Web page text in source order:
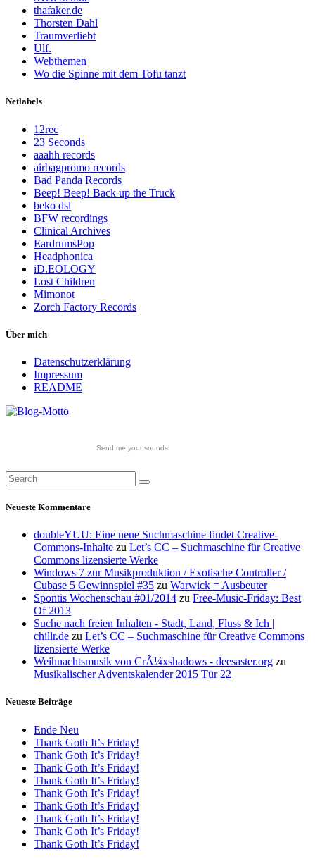
thafaker.de
Thorsten Dahl
Traumverliebt
Ulf.
Webthemen
Wo die Spinne mit dem Tofu tanzt
Netlabels
12rec
23 Seconds
aaahh records
airbagpromo records
Bad Panda Records
Beep! Beep! Back up the Truck
beko dsl
BFW recordings
Clinical Archives
EardrumsPop
Headphonica
iD.EOLOGY
Lost Children
Mimonot
Zorch Factory Records
Über mich
Datenschutzerklärung
Impressum
README
Send me your sounds
Neueste Kommentare
doubleYUU: Eine neue Suchmaschine findet Creative-
Commons-Inhalte zu Let’s CC – Suchmaschine für Creative
Commons lizensierte Werke
Windows 7 zur Musikproduktion / Exotische Controller /
Cubase 5 Gewinnspiel #35 zu Warwick = Ausbeuter
Spontis Wochenschau #01/2014 zu Free-Music-Friday: Best
Of 2013
Suche nach freien Inhalten - Stadt, Land, Fluss & Ich |
chillr.de zu Let’s CC – Suchmaschine für Creative Commons
lizensierte Werke
Weihnachtsmusik von CrÃ¼xshadows - deesaster.org zu
Musikalischer Adventskalender 2015 Tür 22
Neueste Beiträge
Ende Neu
Thank Goth It’s Friday!
Thank Goth It’s Friday!
Thank Goth It’s Friday!
Thank Goth It’s Friday!
Thank Goth It’s Friday!
Thank Goth It’s Friday!
Thank Goth It’s Friday!
Thank Goth It’s Friday!
Thank Goth It’s Friday!